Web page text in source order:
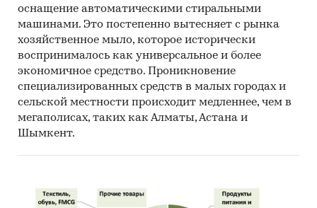
оснащение автоматическими стиральными
машинами. Это постепенно вытесняет с рынка
хозяйственное мыло, которое исторически
воспринималось как универсальное и более
экономичное средство. Проникновение
специализированных средств в малых городах и
сельской местности происходит медленнее, чем в
мегаполисах, таких как Алматы, Астана и
Шымкент.